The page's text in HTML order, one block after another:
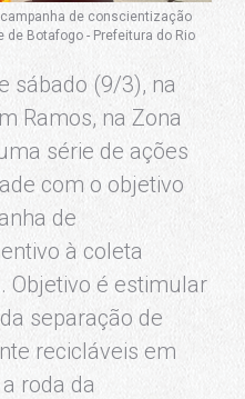
de conscientização
Botafogo - Prefeitura do Rio
sábado (9/3), na
Ramos, na Zona
série de ações
com o objetivo
de
à coleta
Objetivo é estimular
separação de
recicláveis em
roda da